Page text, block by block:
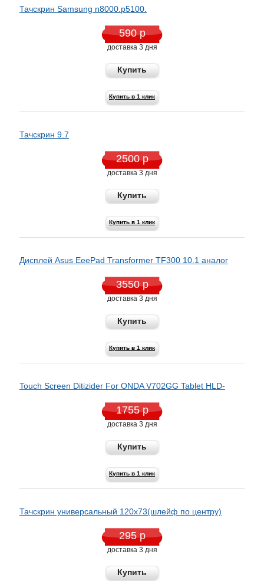
Тачскрин Samsung n8000.p5100.
590 р
доставка 3 дня
Купить
Купить в 1 клик
Тачскрин 9.7
2500 р
доставка 3 дня
Купить
Купить в 1 клик
Дисплей Asus EeePad Transformer TF300 10.1 аналог
3550 р
доставка 3 дня
Купить
Купить в 1 клик
Touch Screen Ditizider For ONDA V702GG Tablet HLD-
1755 р
доставка 3 дня
Купить
Купить в 1 клик
Тачскрин универсальный 120x73(шлейф по центру)
295 р
доставка 3 дня
Купить